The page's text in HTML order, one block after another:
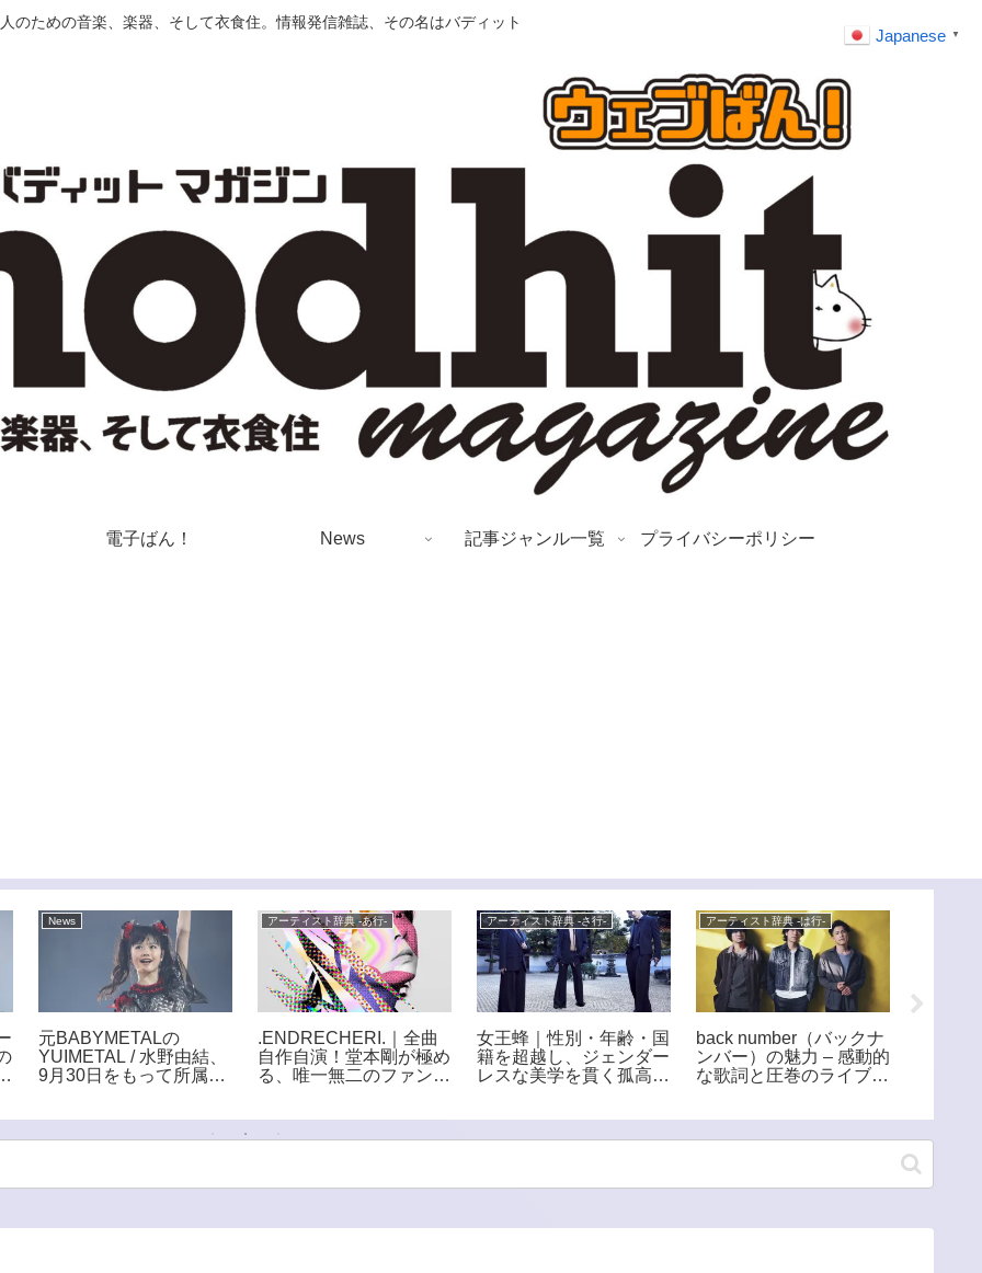
のための音楽、楽器、そして衣食住。情報発信雑誌、その名はバディット
電子ばん！ News 記事ジャンル一覧 プライバシーポリシー
News
元BABYMETALの
YUIMETAL / 水野由結、
9月30日をもって所属事
界から離れて自分自身の
アーティスト辞典 -あ行-
.ENDRECHERI.｜全曲
自作自演！堂本剛が極め
る、唯一無二のファンク
アーティスト辞典 -さ行-
女王蜂｜性別・年齢・国
籍を超越し、ジェンダー
レスな美学を貫く孤高の
アーティスト辞典 -は行-
back number（バックナ
ンバー）の魅力 – 感動的
な歌詞と圧巻のライブで
Japanese ▼